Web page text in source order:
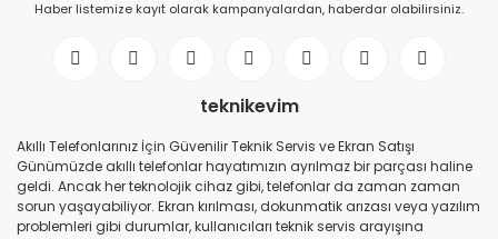
Haber listemize kayıt olarak kampanyalardan, haberdar olabilirsiniz.
teknikevim
Akıllı Telefonlarınız İçin Güvenilir Teknik Servis ve Ekran Satışı
Günümüzde akıllı telefonlar hayatımızın ayrılmaz bir parçası haline
geldi. Ancak her teknolojik cihaz gibi, telefonlar da zaman zaman
sorun yaşayabiliyor. Ekran kırılması, dokunmatik arızası veya yazılım
problemleri gibi durumlar, kullanıcıları teknik servis arayışına